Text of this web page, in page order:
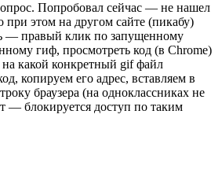
Попробовал сейчас — не нашел
при этом на другом сайте (пикабу)
— правый клик по запущенному
гиф, просмотреть код (в Chrome)
какой конкретный gif файл
копируем его адрес, вставляем в
браузера (на одноклассниках не
— блокируется доступ по таким